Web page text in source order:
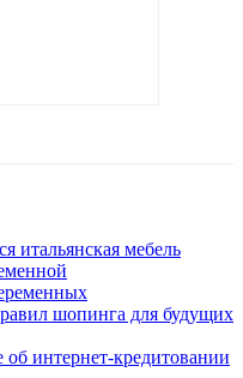
итальянская мебель
шопинга для будущих
об интернет-кредитовании